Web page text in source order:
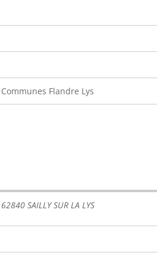
Flandre Lys
SAILLY SUR LA LYS